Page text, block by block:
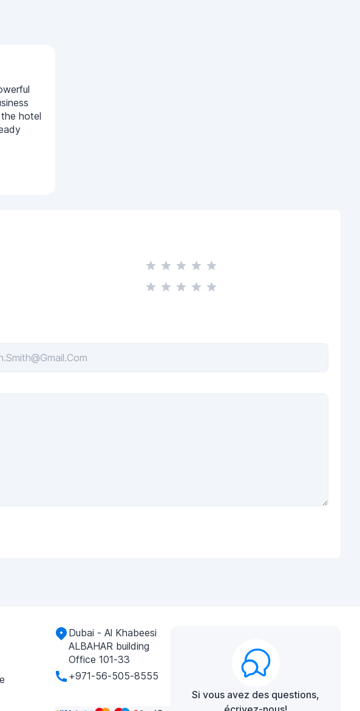
hotel
Dubai - Al Khabeesi
ALBAHAR building
Office 101-33
+971-56-505-8555
Si vous avez des questions,